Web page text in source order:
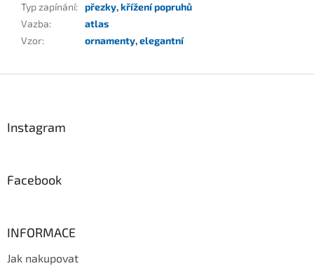
Typ zapínání: přezky,křížení popruhů
Vazba:
atlas
Vzor: ornamenty,elegantní
Instagram
Facebook
INFORMACE
Jak nakupovat